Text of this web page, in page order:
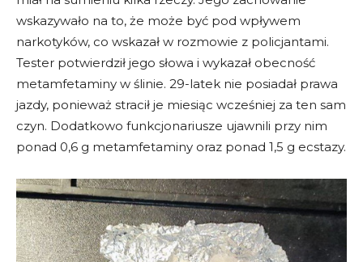
wskazywało na to, że może być pod wpływem
narkotyków, co wskazał w rozmowie z policjantami.
Tester potwierdził jego słowa i wykazał obecność
metamfetaminy w ślinie. 29-latek nie posiadał prawa
jazdy, ponieważ stracił je miesiąc wcześniej za ten sam
czyn. Dodatkowo funkcjonariusze ujawnili przy nim
ponad 0,6 g metamfetaminy oraz ponad 1,5 g ecstazy.